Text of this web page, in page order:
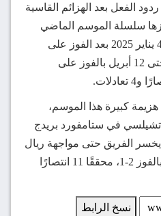
الفعل بعد الهزائم القاسية
سلسلة الموسم الماضي
التي امتدت لـ24 مباراة من 4 يناير 2025 بعد الفوز على
باربسترو في كأس الملك، حتى 12 أبريل بالفوز على
كبيرة هذا الموسم،
خسارة 3-0 أمام تشيلسي في ستامفورد بريدج
نوفمبر 2025، ولم يخسر الفريق حتى مواجهة ريال
سوسيداد في 18 يناير 2026 بالفوز 2-1، محققًا 11 انتصارًا
نسخ الرابط